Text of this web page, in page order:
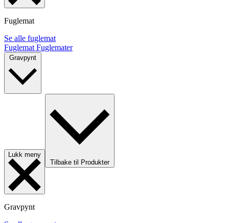
Fuglemat
Se alle fuglemat
Fuglemat Fuglemater
Lukk meny
Tilbake til Produkter
Gravpynt